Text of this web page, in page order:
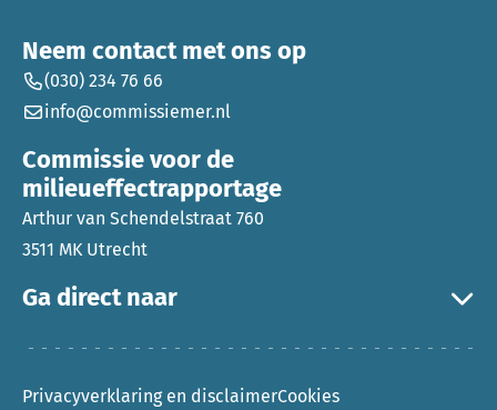
Ga direct naar
Neem contact met ons op
(030) 234 76 66
info@commissiemer.nl
Commissie voor de
milieueffectrapportage
Arthur van Schendelstraat 760
3511 MK Utrecht
Privacyverklaring en disclaimerCookies